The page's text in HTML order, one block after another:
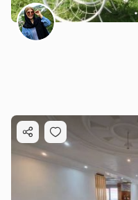
4.6